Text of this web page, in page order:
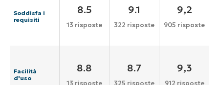
Soddisfa i
requisiti
8.5
13 risposte
9.1
322 risposte
9,2
905 risposte
Facilità
d'uso
8.8
13 risposte
8.7
325 risposte
9,3
912 risposte